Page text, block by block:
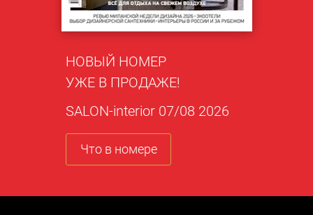
НОВЫЙ НОМЕР
УЖЕ В ПРОДАЖЕ!
SALON-interior 07/08 2026
Что в номере